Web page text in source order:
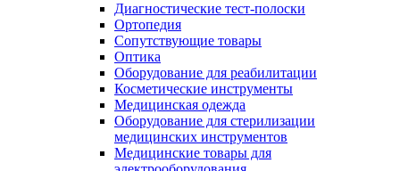
Диагностические тест-полоски
Ортопедия
Сопутствующие товары
Оптика
Оборудование для реабилитации
Косметические инструменты
Медицинская одежда
Оборудование для стерилизации
медицинских инструментов
Медицинские товары для